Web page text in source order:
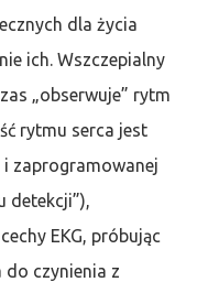
dla życia
ich. Wszczepialny
„obserwuje” rytm
rytmu serca jest
i zaprogramowanej
detekcji”),
EKG, próbując
do czynienia z